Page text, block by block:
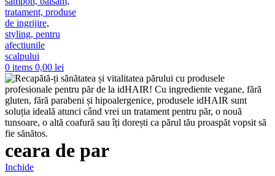
0 items 0,00 lei
ceara de par
Inchide